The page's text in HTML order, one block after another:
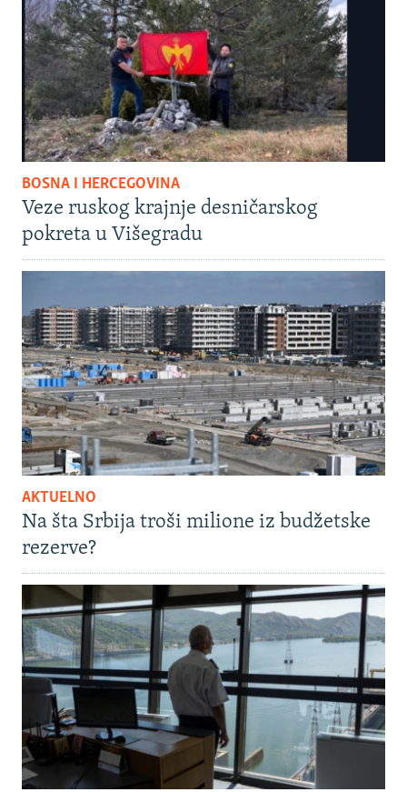
BOSNA I HERCEGOVINA
Veze ruskog krajnje desničarskog
pokreta u Višegradu
AKTUELNO
Na šta Srbija troši milione iz budžetske
rezerve?